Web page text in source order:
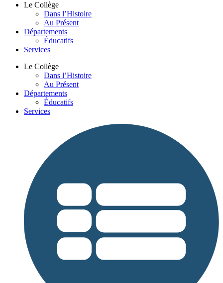
Le Collège
Dans l’Histoire
Au Présent
Départements
Éducatifs
Services
Le Collège
Dans l’Histoire
Au Présent
Départements
Éducatifs
Services